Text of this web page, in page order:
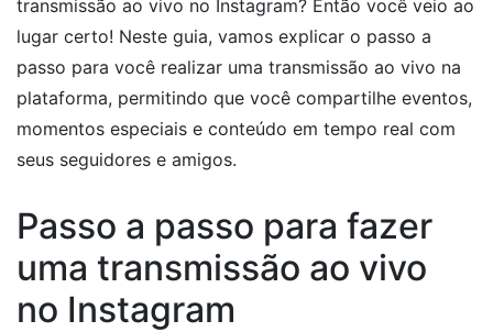
transmissão ao vivo no Instagram? Então você veio ao
lugar certo! Neste guia, vamos explicar o passo a
passo para você realizar uma transmissão ao vivo na
plataforma, permitindo que você compartilhe eventos,
momentos especiais e conteúdo em tempo real com
seus seguidores e amigos.
Passo a passo para fazer
uma transmissão ao vivo
no Instagram